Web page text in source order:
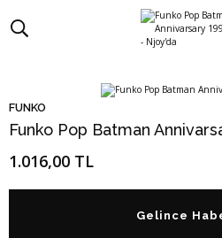
FUNKO
Funko Pop Batman
1.016,00 TL
Gelince